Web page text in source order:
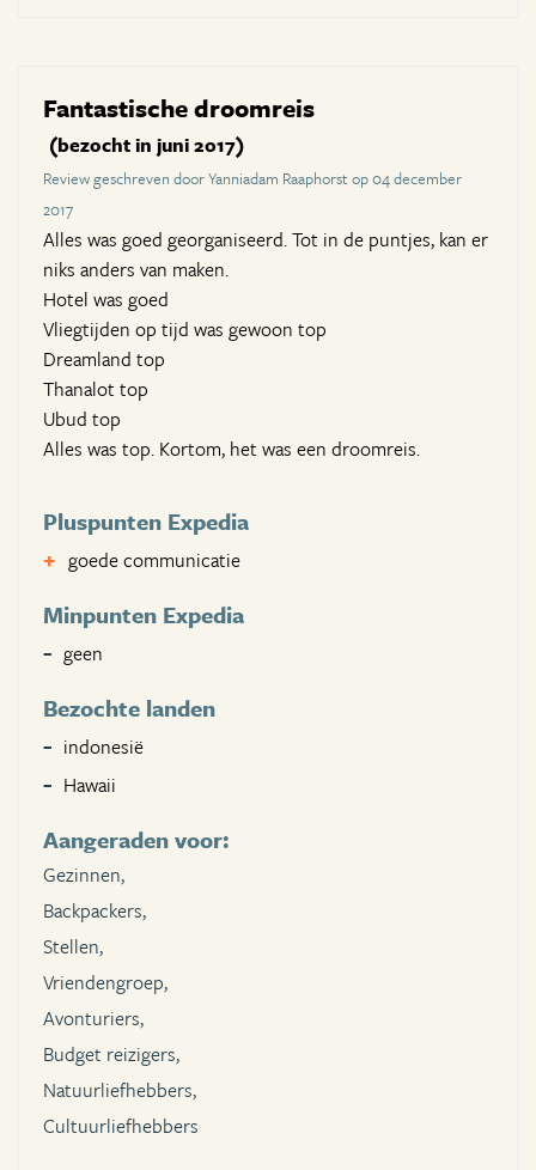
Fantastische droomreis
(bezocht in juni 2017)
Review geschreven door Yanniadam Raaphorst op 04 december
2017
Alles was goed georganiseerd. Tot in de puntjes, kan er
niks anders van maken.
Hotel was goed
Vliegtijden op tijd was gewoon top
Dreamland top
Thanalot top
Ubud top
Alles was top. Kortom, het was een droomreis.
Pluspunten Expedia
goede communicatie
Minpunten Expedia
geen
Bezochte landen
indonesië
Hawaii
Aangeraden voor:
Gezinnen,
Backpackers,
Stellen,
Vriendengroep,
Avonturiers,
Budget reizigers,
Natuurliefhebbers,
Cultuurliefhebbers